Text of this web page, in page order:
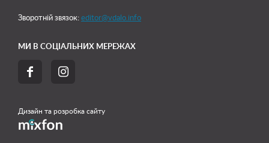
Зворотній звязок: editor@vdalo.info
МИ В СОЦІАЛЬНИХ МЕРЕЖАХ
 
Дизайн та розробка сайту